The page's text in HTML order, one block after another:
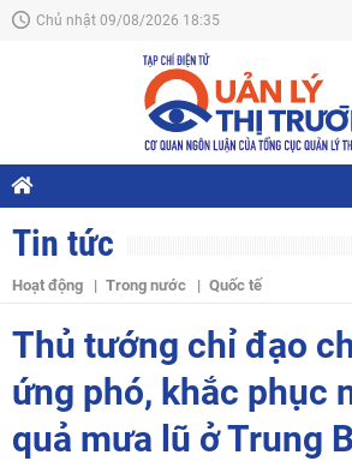
Chủ nhật 09/08/2026 18:35
Tin tức
Hoạt động Trong nước Quốc tế
Thủ tướng chỉ đạo
ứng phó, khắc phục
quả mưa lũ ở Trung